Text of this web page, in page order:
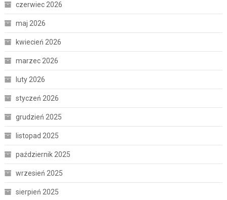
czerwiec 2026
maj 2026
kwiecień 2026
marzec 2026
luty 2026
styczeń 2026
grudzień 2025
listopad 2025
październik 2025
wrzesień 2025
sierpień 2025